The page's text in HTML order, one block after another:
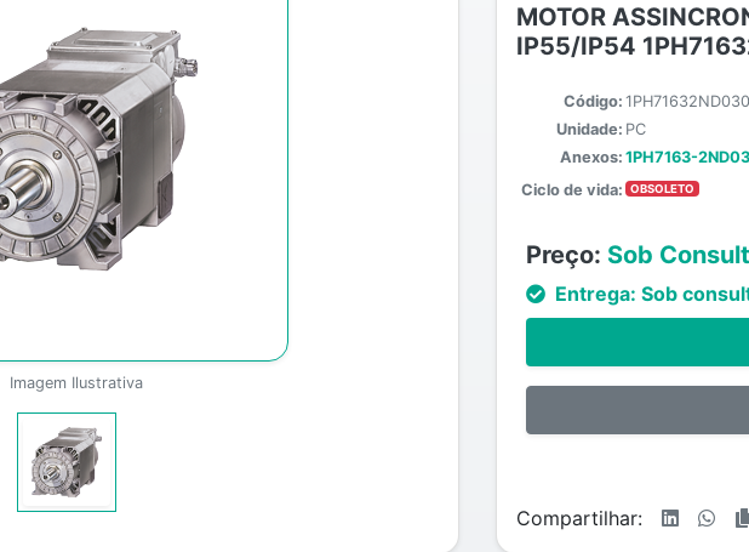
Imagem Ilustrativa
MOTOR
IP55/IP54
Código:
Unidade: PC
Anexos: 1PH7163-
Ciclo de vida:
OBSOLETO
Preço: Sob
Entrega: Sob
Compartilhar: